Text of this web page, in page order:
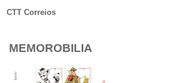
CTT Correios
MEMOROBILIA